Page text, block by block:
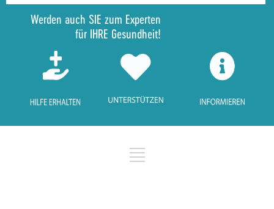
Werden auch SIE zum Experten
für IHRE Gesundheit!